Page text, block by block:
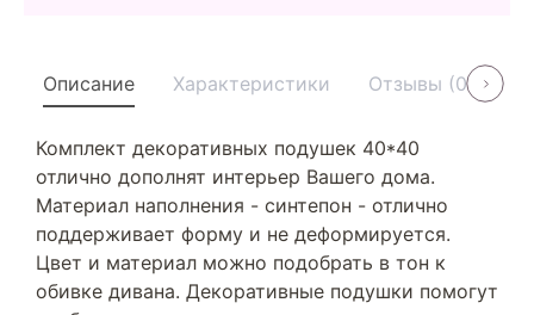
Описание Характеристики Отзывы (0)
Комплект декоративных подушек 40*40
отлично дополнят интерьер Вашего дома.
Материал наполнения - синтепон - отлично
поддерживает форму и не деформируется.
Цвет и материал можно подобрать в тон к
обивке дивана. Декоративные подушки помогут